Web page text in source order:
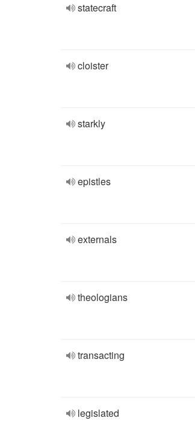
statecraft
cloister
starkly
epistles
externals
theologians
transacting
legislated